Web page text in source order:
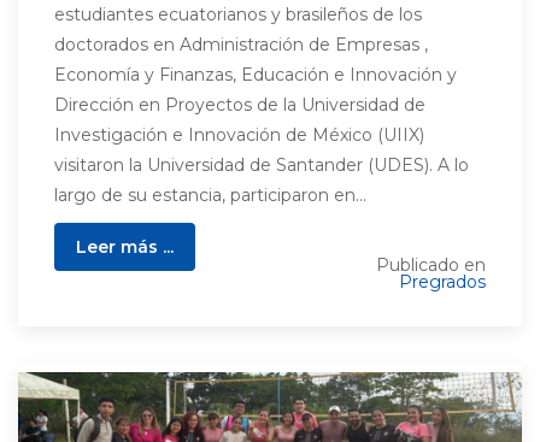
estudiantes ecuatorianos y brasileños de los
doctorados en Administración de Empresas ,
Economía y Finanzas, Educación e Innovación y
Dirección en Proyectos de la Universidad de
Investigación e Innovación de México (UIIX)
visitaron la Universidad de Santander (UDES). A lo
largo de su estancia, participaron en...
Leer más ...
Publicado en
Pregrados